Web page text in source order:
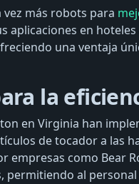
más robots para
aplicaciones en
una ventaja
la
en Virginia han
de tocador a las
empresas como Bear
permitiendo al